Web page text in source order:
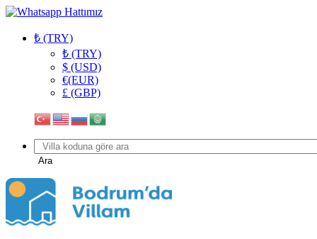
₺ (TRY)
₺ (TRY)
$ (USD)
€(EUR)
£ (GBP)
Ara